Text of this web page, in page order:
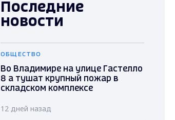
Последние
новости
ОБЩЕСТВО
Во Владимире на улице Гастелло
8 а тушат крупный пожар в
складском комплексе
12 дней назад